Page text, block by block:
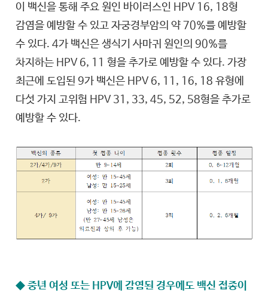
이 백신을 통해 주요 원인 바이러스인 HPV 16, 18형
감염을 예방할 수 있고 자궁경부암의 약 70%를 예방할
수 있다. 4가 백신은 생식기 사마귀 원인의 90%를
차지하는 HPV 6, 11 형을 추가로 예방할 수 있다. 가장
최근에 도입된 9가 백신은 HPV 6, 11, 16, 18 유형에
다섯 가지 고위험 HPV 31, 33, 45, 52, 58형을 추가로
예방할 수 있다.
◆ 중년 여성 또는 HPV에 감염된 경우에도 백신 접종이